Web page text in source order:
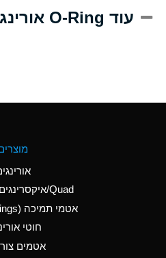
(Aqueous)
Aluminum Nitrate
(Aqueous)
Aluminum Phosphate
עוד O-Ring אורינגים מאותו החומר
Quad/איקסרינגים (X-Rings)
אטמי תמיכה (Back-up Rings)
חוטי
אטמים